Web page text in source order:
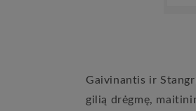
Gaivinantis ir
gilią drėgmę,